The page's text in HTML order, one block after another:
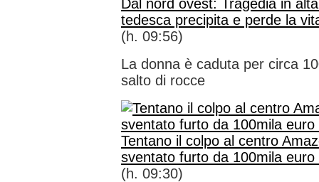
Dal nord ovest: Tragedia in
tedesca precipita e perde la
(h. 09:56)
La donna è caduta per circa
salto di rocce
Tentano il colpo al centro
sventato furto da 100mila euro
(h. 09:30)